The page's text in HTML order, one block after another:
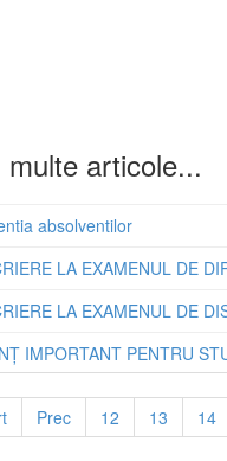
multe articole...
absolventilor
LA EXAMENUL DE
LA EXAMENUL DE
IMPORTANT PENTRU
Prec 12 13 14